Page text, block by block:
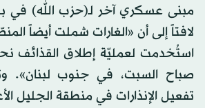
مبنى عسكري آخر لـ(حزب الله) في
لافتاً إلى أن «الغارات شملت أيضاً
استُخدمت لعمليّة إطلاق القذائف
صباح السبت، في جنوب لبنان».